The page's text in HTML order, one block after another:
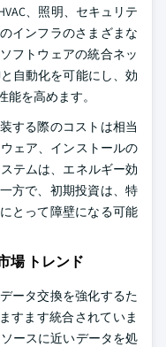
、照明、セキュリテ
インフラのさまざまな
フトウェアの統合ネッ
自動化を可能にし、効
を高めます。
する際のコストは相当
ェア、インストールの
テムは、エネルギー効
方で、初期投資は、特
とって障壁になる可能
場 トレンド
ータ交換を強化するた
すます統合されていま
ースに近いデータを処